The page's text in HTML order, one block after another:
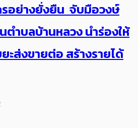
อย่างยั่งยืน จับมือวงษ์
ำบลบ้านหลวง นำร่องให้
ะส่งขายต่อ สร้างรายได้